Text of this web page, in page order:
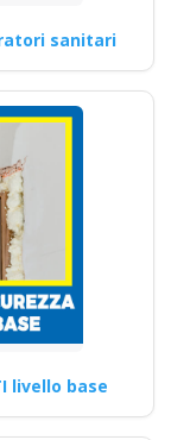
sanitari
livello base